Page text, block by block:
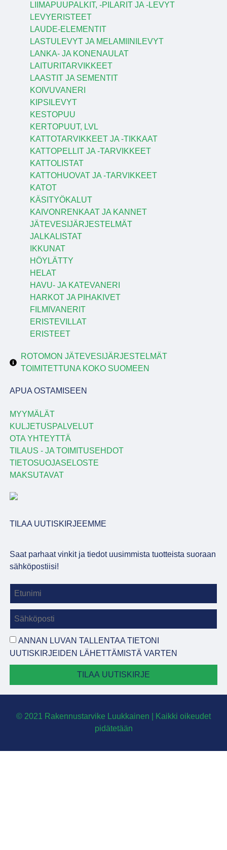
LIIMAPUUPALKIT, -PILARIT JA -LEVYT
LEVYERISTEET
LAUDE-ELEMENTIT
LASTULEVYT JA MELAMIINILEVYT
LANKA- JA KONENAULAT
LAITURITARVIKKEET
LAASTIT JA SEMENTIT
KOIVUVANERI
KIPSILEVYT
KESTOPUU
KERTOPUUT, LVL
KATTOTARVIKKEET JA -TIKKAAT
KATTOPELLIT JA -TARVIKKEET
KATTOLISTAT
KATTOHUOVAT JA -TARVIKKEET
KATOT
KÄSITYÖKALUT
KAIVONRENKAAT JA KANNET
JÄTEVESIJÄRJESTELMÄT
JALKALISTAT
IKKUNAT
HÖYLÄTTY
HELAT
HAVU- JA KATEVANERI
HARKOT JA PIHAKIVET
FILMIVANERIT
ERISTEVILLAT
ERISTEET
ROTOMON JÄTEVESIJÄRJESTELMÄT
TOIMITETTUNA KOKO SUOMEEN
APUA OSTAMISEEN
MYYMÄLÄT
KULJETUSPALVELUT
OTA YHTEYTTÄ
TILAUS - JA TOIMITUSEHDOT
TIETOSUOJASELOSTE
MAKSUTAVAT
TILAA UUTISKIRJEEMME
Saat parhaat vinkit ja tiedot uusimmista tuotteista suoraan
sähköpostiisi!
ANNAN LUVAN TALLENTAA TIETONI
UUTISKIRJEIDEN LÄHETTÄMISTÄ VARTEN
TILAA UUTISKIRJE
© 2021 Rakennustarvike Luukkainen | Kaikki oikeudet
pidätetään